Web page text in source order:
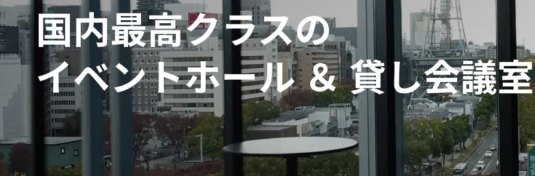
n
c
o
n
.
国内最高クラスの
イベントホール ＆ 貸し会議室